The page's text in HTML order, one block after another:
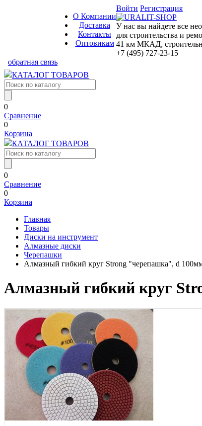
О Компании
Доставка
Контакты
Оптовикам
Войти Регистрация
У нас вы найдете все
для строительства и
41 км МКАД,
+7 (495) 727-23-15
обратная связь
КАТАЛОГ ТОВАРОВ
0
Сравнение
0
Корзина
КАТАЛОГ ТОВАРОВ
0
Сравнение
0
Корзина
Главная
Товары
Диски на инструмент
Алмазные диски
Черепашки
Алмазный гибкий круг Strong "черепашка", d
Алмазный гибкий круг